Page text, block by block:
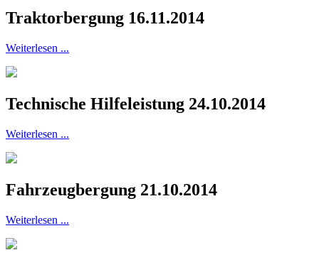
Traktorbergung 16.11.2014
Weiterlesen ...
Technische Hilfeleistung 24.10.2014
Weiterlesen ...
Fahrzeugbergung 21.10.2014
Weiterlesen ...